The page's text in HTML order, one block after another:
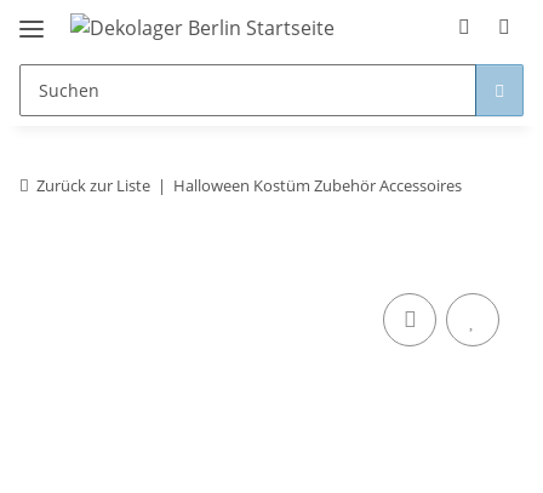
Zurück zur Liste Halloween Kostüm Zubehör Accessoires